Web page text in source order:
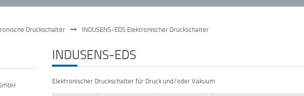
Druckschalter INDUSENS-EDS Elektronischer Druckschalter
INDUSENS-EDS
Elektronischer Druckschalter für Druck und/oder Vakuum